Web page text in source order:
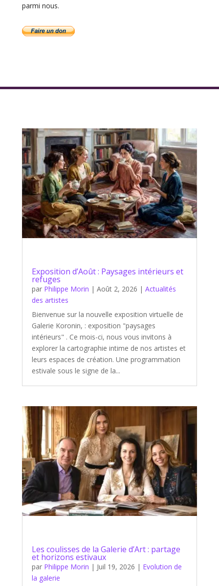
parmi nous.
Exposition d’Août : Paysages intérieurs et
refuges
par Philippe Morin | Août 2, 2026 | Actualités
des artistes
Bienvenue sur la nouvelle exposition virtuelle de
Galerie Koronin, : exposition "paysages
intérieurs" . Ce mois-ci, nous vous invitons à
explorer la cartographie intime de nos artistes et
leurs espaces de création. Une programmation
estivale sous le signe de la...
Les coulisses de la Galerie d’Art : partage
et horizons estivaux
par Philippe Morin | Juil 19, 2026 | Evolution de
la galerie